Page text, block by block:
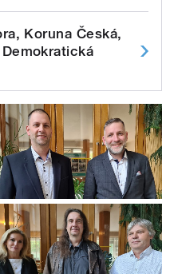
Koruna Česká,